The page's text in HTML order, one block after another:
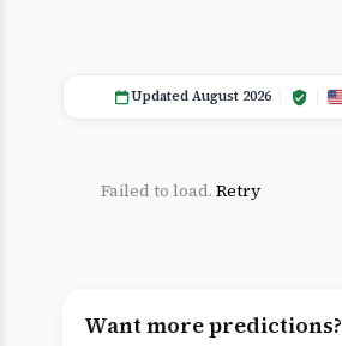
Updated August 2026
Failed to load. Retry
Want more predictions?